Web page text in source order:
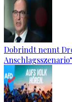
Dobrindt nennt
Anschlagsszenario“